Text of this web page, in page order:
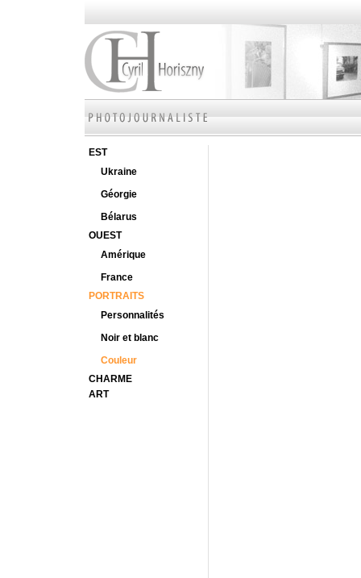
EST
Ukraine
Géorgie
Bélarus
OUEST
Amérique
France
PORTRAITS
Personnalités
Noir et blanc
Couleur
CHARME
ART